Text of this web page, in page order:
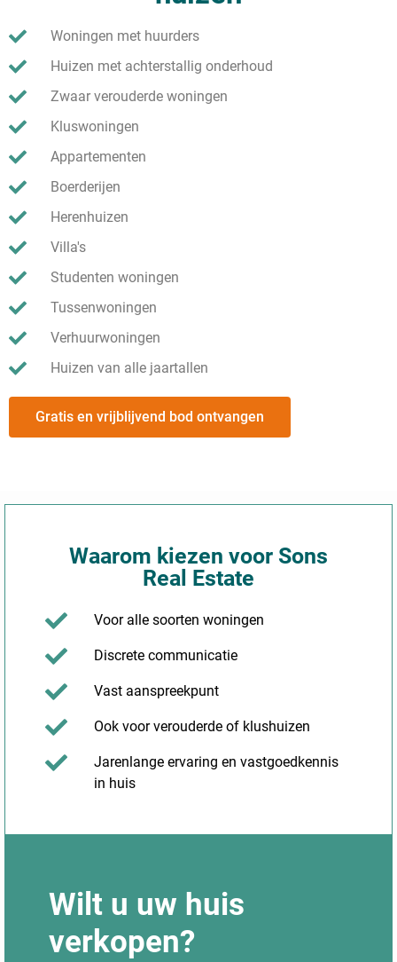
Woningen met huurders
Huizen met achterstallig onderhoud
Zwaar verouderde woningen
Kluswoningen
Appartementen
Boerderijen
Herenhuizen
Villa's
Studenten woningen
Tussenwoningen
Verhuurwoningen
Huizen van alle jaartallen
Gratis en vrijblijvend bod ontvangen
Waarom kiezen voor Sons
Real Estate
Voor alle soorten woningen
Discrete communicatie
Vast aanspreekpunt
Ook voor verouderde of klushuizen
Jarenlange ervaring en vastgoedkennis
in huis
Wilt u uw huis
verkopen?